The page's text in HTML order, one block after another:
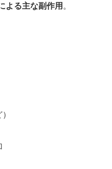
よる主な副作用 。